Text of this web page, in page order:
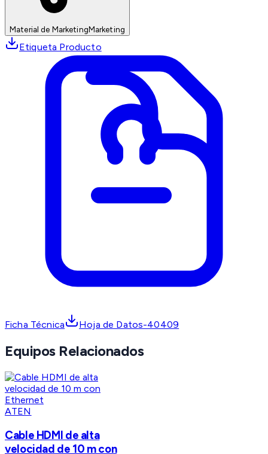
Material de MarketingMarketing
Etiqueta Producto
Ficha Técnica Hoja de Datos-40409
Equipos Relacionados
ATEN
Cable HDMI de alta
velocidad de 10 m con